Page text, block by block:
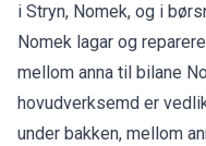
i Stryn, Nomek, og i
Nomek lagar og
mellom anna til bilane
hovudverksemd er
under bakken, mellom